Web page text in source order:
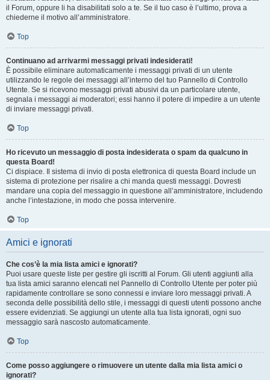
il Forum, oppure li ha disabilitati solo a te. Se il tuo caso è l’ultimo, prova a
chiederne il motivo all’amministratore.
Top
Continuano ad arrivarmi messaggi privati indesiderati!
È possibile eliminare automaticamente i messaggi privati ​​di un utente
utilizzando le regole dei messaggi all’interno del tuo Pannello di Controllo
Utente. Se si ricevono messaggi privati ​​abusivi da un particolare utente,
segnala i messaggi ai moderatori; essi hanno il potere di impedire a un utente
di inviare messaggi privati​​.
Top
Ho ricevuto un messaggio di posta indesiderata o spam da qualcuno in
questa Board!
Ci dispiace. Il sistema di invio di posta elettronica di questa Board include un
sistema di protezione per risalire a chi manda questi messaggi. Dovresti
mandare una copia del messaggio in questione all’amministratore, includendo
anche l’intestazione, in modo che possa intervenire.
Top
Amici e ignorati
Che cos’è la mia lista amici e ignorati?
Puoi usare queste liste per gestire gli iscritti al Forum. Gli utenti aggiunti alla
tua lista amici saranno elencati nel Pannello di Controllo Utente per poter più
rapidamente controllare se sono connessi e inviare loro messaggi privati. A
seconda delle possibilità dello stile, i messaggi di questi utenti possono anche
essere evidenziati. Se aggiungi un utente alla tua lista ignorati, ogni suo
messaggio sarà nascosto automaticamente.
Top
Come posso aggiungere o rimuovere un utente dalla mia lista amici o
ignorati?